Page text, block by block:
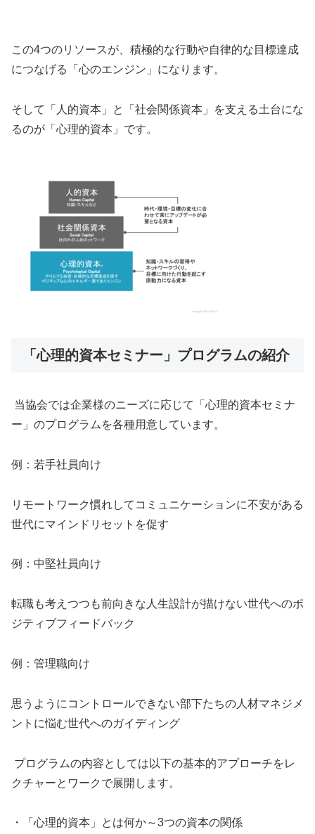
この4つのリソースが、積極的な行動や自律的な目標達成
につなげる「心のエンジン」になります。
そして「人的資本」と「社会関係資本」を支える土台にな
るのが「心理的資本」です。
「心理的資本セミナー」プログラムの紹介
当協会では企業様のニーズに応じて「心理的資本セミナ
ー」のプログラムを各種用意しています。
例：若手社員向け
リモートワーク慣れしてコミュニケーションに不安がある
世代にマインドリセットを促す
例：中堅社員向け
転職も考えつつも前向きな人生設計が描けない世代へのポ
ジティブフィードバック
例：管理職向け
思うようにコントロールできない部下たちの人材マネジメ
ントに悩む世代へのガイディング
プログラムの内容としては以下の基本的アプローチをレ
クチャーとワークで展開します。
・「心理的資本」とは何か～3つの資本の関係